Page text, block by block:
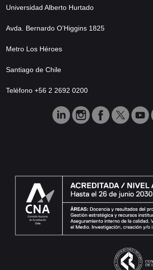
Universidad Alberto Hurtado
Avda. Bernardo O’Higgins 1825
Metro Los Héroes
Santiago de Chile
Teléfono +56 2 2692 0200